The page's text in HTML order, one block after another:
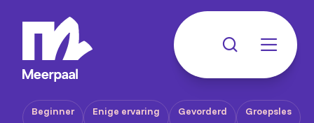
Beginner Enige ervaring Gevorderd Groepsles